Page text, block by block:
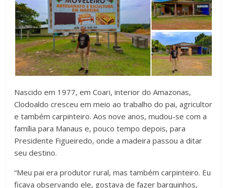
Nascido em 1977, em Coari, interior do Amazonas,
Clodoaldo cresceu em meio ao trabalho do pai, agricultor
e também carpinteiro. Aos nove anos, mudou-se com a
família para Manaus e, pouco tempo depois, para
Presidente Figueiredo, onde a madeira passou a ditar
seu destino.
“Meu pai era produtor rural, mas também carpinteiro. Eu
ficava observando ele, gostava de fazer barquinhos,